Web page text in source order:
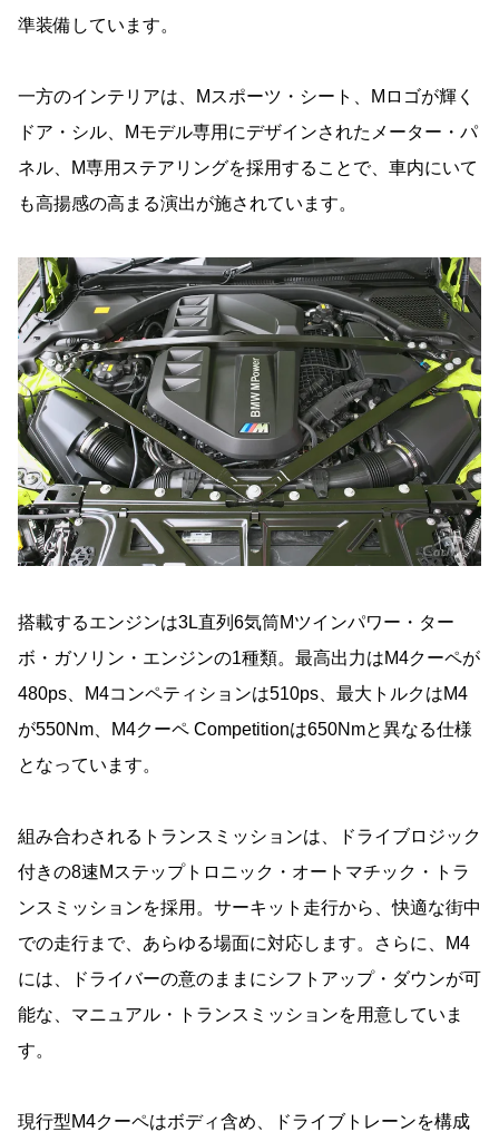
準装備しています。
一方のインテリアは、Mスポーツ・シート、Mロゴが輝く
ドア・シル、Mモデル専用にデザインされたメーター・パ
ネル、M専用ステアリングを採用することで、車内にいて
も高揚感の高まる演出が施されています。
搭載するエンジンは3L直列6気筒Mツインパワー・ター
ボ・ガソリン・エンジンの1種類。最高出力はM4クーペが
480ps、M4コンペティションは510ps、最大トルクはM4
が550Nm、M4クーペ Competitionは650Nmと異なる仕様
となっています。
組み合わされるトランスミッションは、ドライブロジック
付きの8速Mステップトロニック・オートマチック・トラ
ンスミッションを採用。サーキット走行から、快適な街中
での走行まで、あらゆる場面に対応します。さらに、M4
には、ドライバーの意のままにシフトアップ・ダウンが可
能な、マニュアル・トランスミッションを用意していま
す。
現行型M4クーペはボディ含め、ドライブトレーンを構成